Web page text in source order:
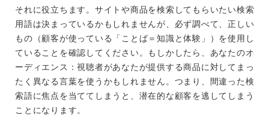
それに役立ちます。サイトや商品を検索してもらいたい検索
用語は決まっているかもしれませんが、必ず調べて、正しい
もの（顧客が使っている「ことば＝知識と体験」）を使用し
ていることを確認してください。もしかしたら、あなたのオ
ーディエンス：視聴者があなたが提供する商品に対してまっ
たく異なる言葉を使うかもしれません。つまり、間違った検
索語に焦点を当ててしまうと、潜在的な顧客を逃してしまう
ことになります。